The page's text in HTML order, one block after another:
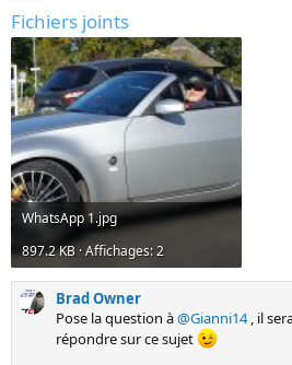
c
r
i
s
r
l
r
f
Fichiers joints
WhatsApp 1.jpg
897.2 KB · Affichages: 2
Brad Owner
Pose la question à@Gianni14, il
répondre sur ce sujet